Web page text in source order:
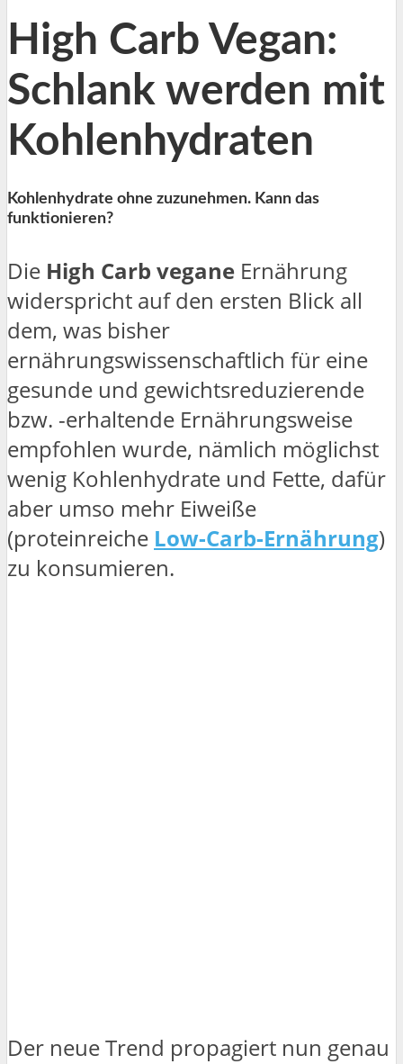
High Carb Vegan:
Schlank werden mit
Kohlenhydraten
Kohlenhydrate ohne zuzunehmen. Kann das
funktionieren?
Die High Carb vegane Ernährung
widerspricht auf den ersten Blick all
dem, was bisher
ernährungswissenschaftlich für eine
gesunde und gewichtsreduzierende
bzw. -erhaltende Ernährungsweise
empfohlen wurde, nämlich möglichst
wenig Kohlenhydrate und Fette, dafür
aber umso mehr Eiweiße
(proteinreiche Low-Carb-Ernährung)
zu konsumieren.
Der neue Trend propagiert nun genau